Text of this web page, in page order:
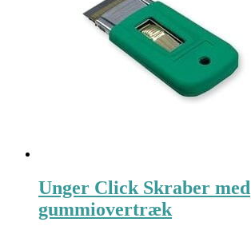
Unger Click Skraber med
gummiovertræk